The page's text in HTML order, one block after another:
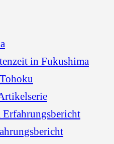
in Fukushima
Erfahrungsbericht